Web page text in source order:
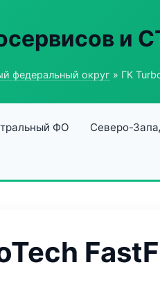
и
федеральный округ » ГК
ФО Северо-